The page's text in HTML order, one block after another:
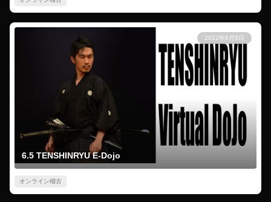
オンライン稽古
2022年6月5日
6.5 TENSHINRYU E-Dojo